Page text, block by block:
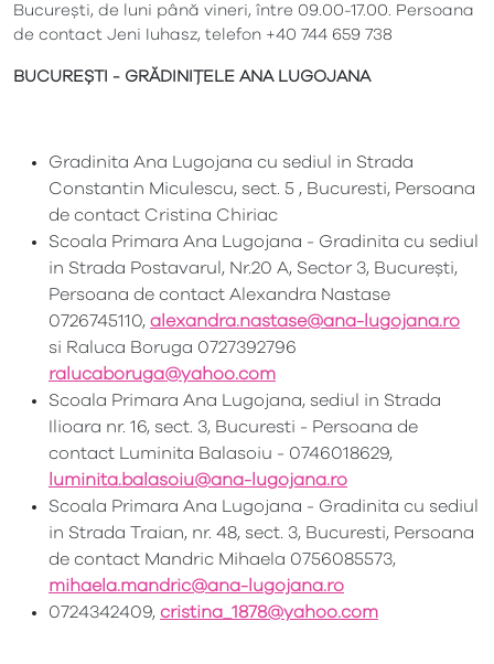
București, de luni până vineri, între 09.00-17.00. Persoana
de contact Jeni Iuhasz, telefon +40 744 659 738
BUCUREȘTI - GRĂDINIȚELE ANA LUGOJANA
Gradinita Ana Lugojana cu sediul in Strada
Constantin Miculescu, sect. 5 , Bucuresti, Persoana
de contact Cristina Chiriac
Scoala Primara Ana Lugojana - Gradinita cu sediul
in Strada Postavarul, Nr.20 A, Sector 3, București,
Persoana de contact Alexandra Nastase
0726745110, alexandra.nastase@ana-lugojana.ro
si Raluca Boruga 0727392796
ralucaboruga@yahoo.com
Scoala Primara Ana Lugojana, sediul in Strada
Ilioara nr. 16, sect. 3, Bucuresti - Persoana de
contact Luminita Balasoiu - 0746018629,
luminita.balasoiu@ana-lugojana.ro
Scoala Primara Ana Lugojana - Gradinita cu sediul
in Strada Traian, nr. 48, sect. 3, Bucuresti, Persoana
de contact Mandric Mihaela 0756085573,
mihaela.mandric@ana-lugojana.ro
0724342409, cristina_1878@yahoo.com